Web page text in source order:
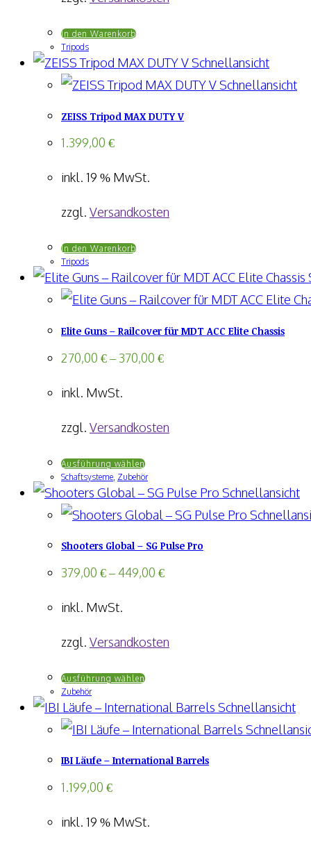
In den Warenkorb
Tripods
Schnellansicht
Schnellansicht
ZEISS Tripod MAX DUTY V
1.399,00 €
inkl. 19 % MwSt.
zzgl. Versandkosten
In den Warenkorb
Tripods
Elite Guns – Railcover für MDT ACC Elite Chassis
270,00 €–370,00 €
inkl. MwSt.
zzgl. Versandkosten
Ausführung wählenDieses
Produkt
Varianten
auf.
können
der
Produktseite
gewählt
Schaftsysteme Zubehör
Schnellansicht
Shooters Global – SG Pulse Pro
379,00 €–449,00 €
inkl. MwSt.
zzgl. Versandkosten
Ausführung wählenDieses
Varianten
Optionen
Zubehör
Schnellansicht
IBI Läufe – International Barrels
1.199,00 €
inkl. 19 % MwSt.